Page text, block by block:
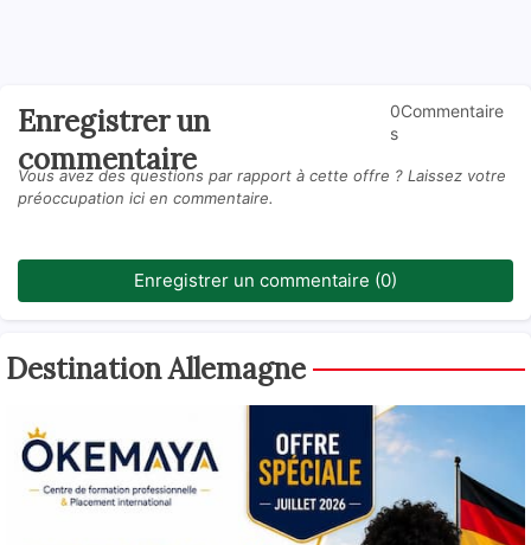
Enregistrer un
commentaire
0Commentaire
s
Vous avez des questions par rapport à cette offre ? Laissez votre
préoccupation ici en commentaire.
Enregistrer un commentaire (0)
Destination Allemagne